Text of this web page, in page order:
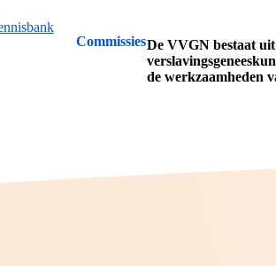
CommissiesDe VVGN bestaat
de werkzaamheden